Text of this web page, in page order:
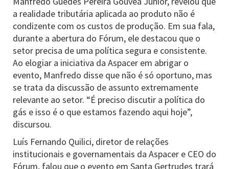
a realidade tributária aplicada ao produto não é
condizente com os custos de produção. Em sua fala,
durante a abertura do Fórum, ele destacou que o
setor precisa de uma política segura e consistente.
Ao elogiar a iniciativa da Aspacer em abrigar o
evento, Manfredo disse que não é só oportuno, mas
se trata da discussão de assunto extremamente
relevante ao setor. “É preciso discutir a política do
gás e isso é o que estamos fazendo aqui hoje”,
discursou.
Luís Fernando Quilici, diretor de relações
institucionais e governamentais da Aspacer e CEO do
Fórum, falou que o evento em Santa Gertrudes trará